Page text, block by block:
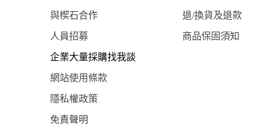
與楔石合作 退/換貨及退款
人員招募 商品保固須知
企業大量採購找我談
網站使用條款
隱私權政策
免責聲明